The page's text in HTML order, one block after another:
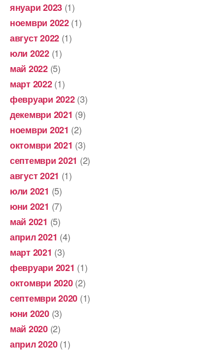
януари 2023 (1)
ноември 2022(1)
август 2022 (1)
юли 2022(1)
май 2022(5)
март 2022(1)
февруари 2022(3)
декември 2021 (9)
ноември 2021 (2)
октомври 2021 (3)
септември 2021 (2)
август 2021 (1)
юли 2021 (5)
юни 2021 (7)
май 2021 (5)
април 2021 (4)
март 2021 (3)
февруари 2021 (1)
октомври 2020(2)
септември 2020 (1)
юни 2020(3)
май 2020(2)
април 2020(1)